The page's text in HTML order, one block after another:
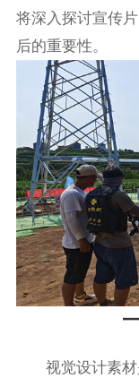
将深入探讨宣传
后的重要性。
视觉设计素